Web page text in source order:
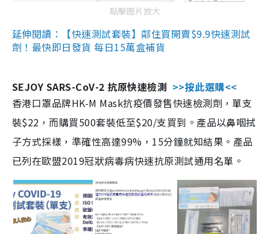
點擊圖片放大
延伸閱讀：【快速測試套裝】鄰住買開賣$9.9快速測試
劑！最快即日發貨 每日15萬盒補貨
SEJOY SARS-CoV-2 抗原快速檢測 >>按此選購<<
香港口罩品牌HK-M Mask抗疫價發售快速檢測劑，單支
裝$22，而購買500套裝低至$20/支買到。產品以鼻咽拭
子方式採樣，準確性高達99%，15分鐘就知結果。產品
已列在歐盟2019冠狀病毒病快速抗原測試通用名單。